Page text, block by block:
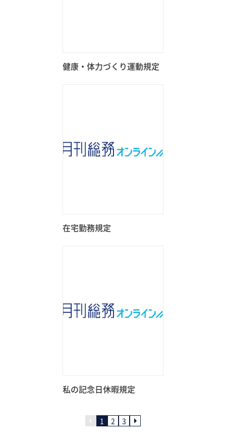
健康・体力づくり運動規定
在宅勤務規定
私の記念日休暇規定
1 2 3